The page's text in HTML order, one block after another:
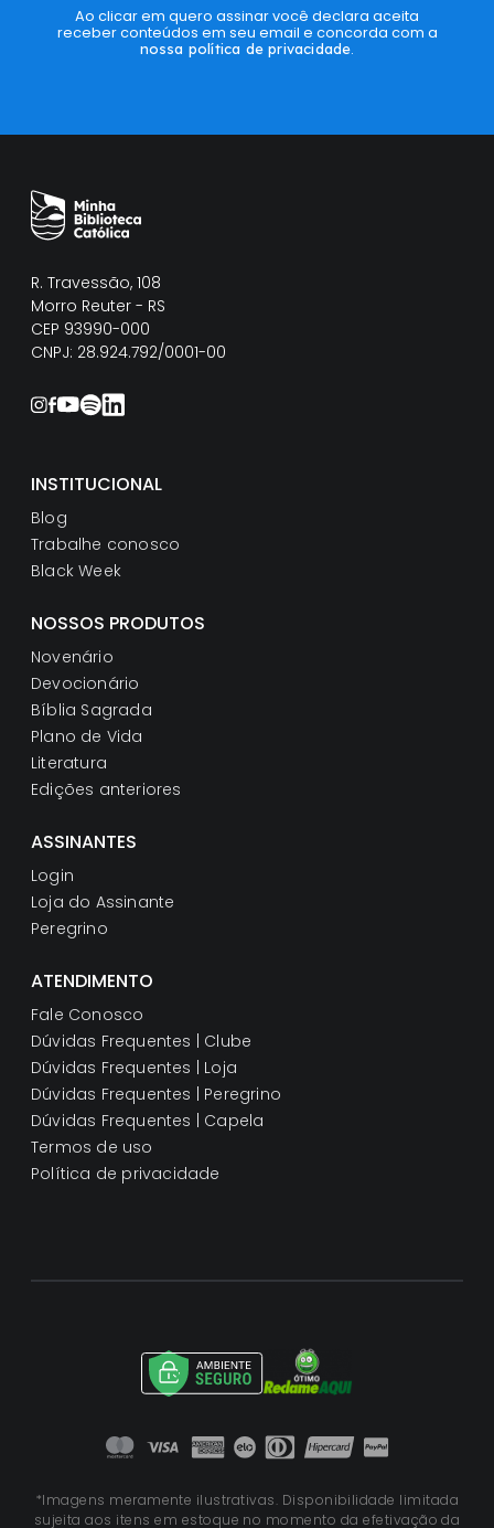
Ao clicar em quero assinar você declara aceita
receber conteúdos em seu email e concorda com a
nossa política de privacidade.
R. Travessão, 108
Morro Reuter - RS
CEP 93990-000
CNPJ: 28.924.792/0001-00
INSTITUCIONAL
Blog
Trabalhe conosco
Black Week
NOSSOS PRODUTOS
Novenário
Devocionário
Bíblia Sagrada
Plano de Vida
Literatura
Edições anteriores
ASSINANTES
Login
Loja do Assinante
Peregrino
ATENDIMENTO
Fale Conosco
Dúvidas Frequentes | Clube
Dúvidas Frequentes | Loja
Dúvidas Frequentes | Peregrino
Dúvidas Frequentes | Capela
Termos de uso
Política de privacidade
*Imagens meramente ilustrativas. Disponibilidade limitada
sujeita aos itens em estoque no momento da efetivação da